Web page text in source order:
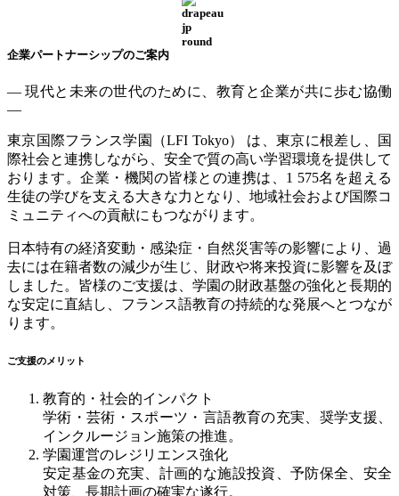
企業パートナーシップのご案内
—現代と未来の世代のために、教育と企業が共に歩む協働
—
東京国際フランス学園（LFI Tokyo）
は、東京に根差し、国
際社会と連携しながら、安全で質の高い学習環境を提供して
おります。企業・機関の皆様との連携は、1 575名を超える
生徒の学びを支える大きな力となり、地域社会および国際コ
ミュニティへの貢献にもつながります。
日本特有の経済変動・感染症・自然災害等の影響により、過
去には在籍者数の減少が生じ、財政や将来投資に影響を及ぼ
しました。皆様のご支援は、学園の財政基盤の強化と長期的
な安定に直結し、フランス語教育の持続的な発展へとつなが
ります。
ご支援のメリット
教育的・社会的インパクト
学術・芸術・スポーツ・言語教育の充実、奨学支援、
インクルージョン施策の推進。
学園運営のレジリエンス強化
安定基金の充実、計画的な施設投資、予防保全、安全
対策、長期計画の確実な遂行。